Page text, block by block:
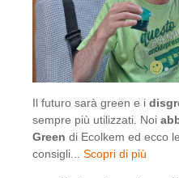
Il futuro sarà green e i
sempre più utilizzati. Noi
Green di Ecolkem ed ecco
consigli... Scopri di più